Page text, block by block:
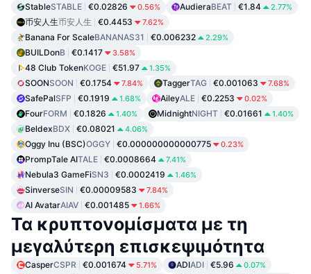
StableSTABLE €0.02826 0.56% AudieraBEAT €1.84 2.77%
币安人生币安人生 €0.4453 7.62%
Banana For ScaleBANANAS31 €0.006232 2.29%
BUILDonB €0.1417 3.58%
48 Club TokenKOGE €51.97 1.35%
SOONSOON €0.1754 7.84% TaggerTAG €0.001063 7.68%
SafePalSFP €0.1919 1.68% AileyALE €0.2253 0.02%
FourFORM €0.1826 1.40% MidnightNIGHT €0.01661 1.40%
BeldexBDX €0.08021 4.06%
Oggy Inu (BSC)OGGY €0.000000000000775 0.23%
PrompTale AITALE €0.0008664 7.41%
Nebula3 GameFiSN3 €0.0002419 1.46%
SinverseSIN €0.00009583 7.84%
AI AvatarAIAV €0.001485 1.66%
Τα κρυπτονομίσματα με τη
μεγαλύτερη επισκεψιμότητα
CasperCSPR €0.001674 5.71% ADIADI €5.96 0.07%